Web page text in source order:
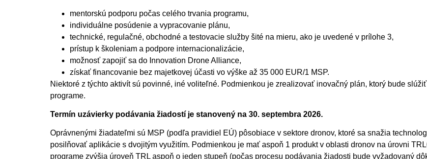
mentorskú podporu počas celého trvania programu,
individuálne posúdenie a vypracovanie plánu,
technické, regulačné, obchodné a testovacie služby šité na mieru, ako je uvedené v prílohe 3,
prístup k školeniam a podpore internacionalizácie,
možnosť zapojiť sa do Innovation Drone Alliance,
získať financovanie bez majetkovej účasti vo výške až 35 000 EUR/1 MSP.
Niektoré z týchto aktivít sú povinné, iné voliteľné. Podmienkou je zrealizovať inovačný plán, ktorý bude
programe.
Termín uzávierky podávania žiadostí je stanovený na 30. septembra 2026.
Oprávnenými žiadateľmi sú MSP (podľa pravidiel EÚ) pôsobiace v sektore dronov, ktoré sa snažia
posilňovať aplikácie s dvojitým využitím. Podmienkou je mať aspoň 1 produkt v oblasti dronov na úrovni
programe zvýšia úroveň TRL aspoň o jeden stupeň (počas procesu podávania žiadosti bude vyžadovaný